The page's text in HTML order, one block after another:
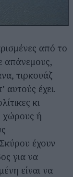
από το
απάνεμους,
τιρκουάζ
αυτούς έχει.
κι
χώρους ή
έχουν
για να
είναι να